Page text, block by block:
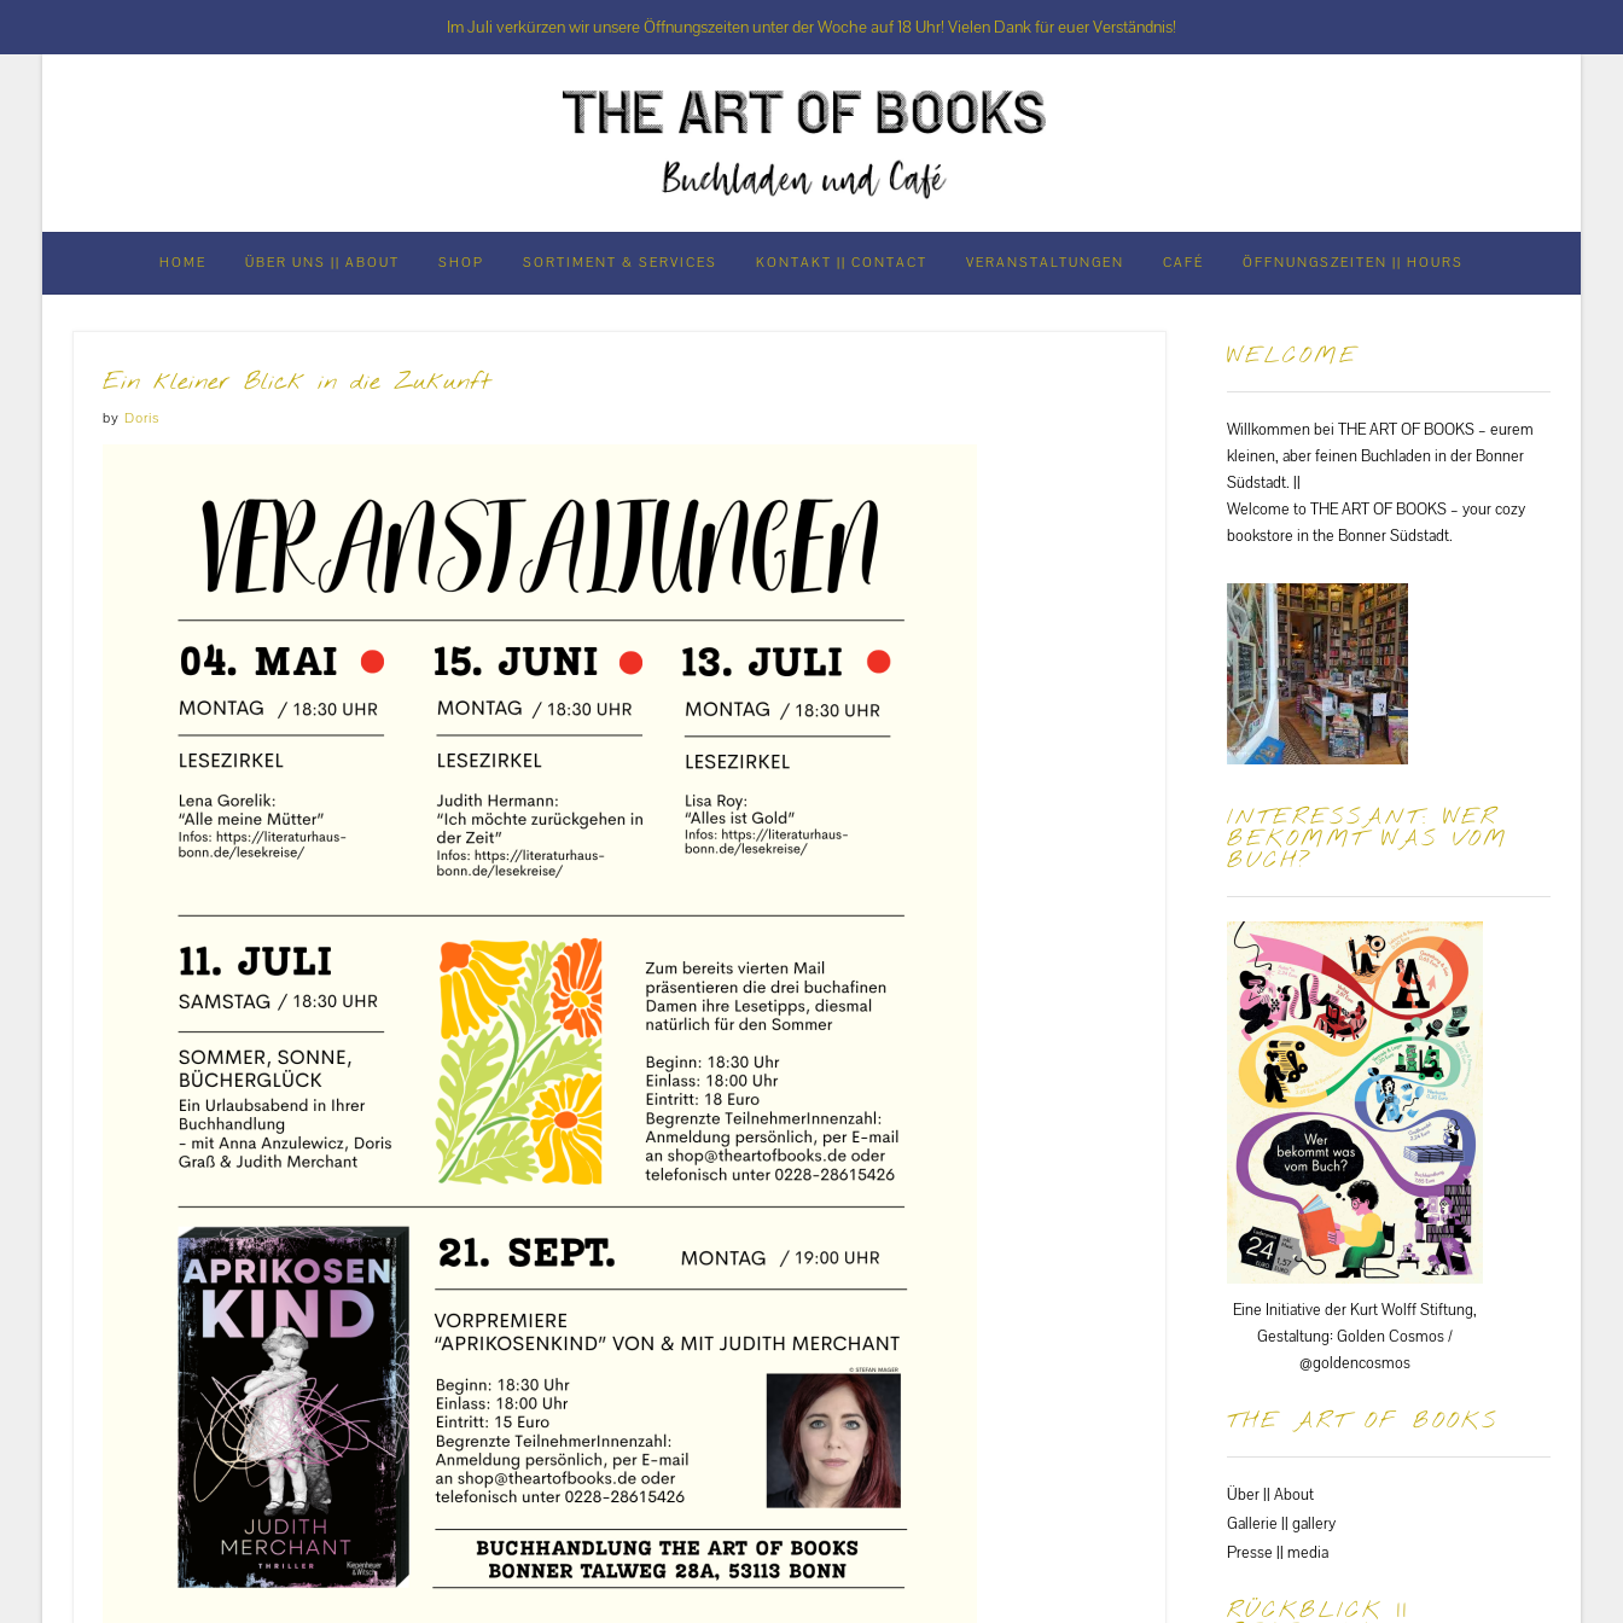
Im Juli verkürzen wir unsere Öffnungszeiten unter der Woche auf 18 Uhr! Vielen Dank für euer Verständnis!
HOME ÜBER UNS || ABOUT SHOP SORTIMENT & SERVICES KONTAKT || CONTACT VERANSTALTUNGEN CAFÉ ÖFFNUNGSZEITEN || HOURS
Ein kleiner Blick in die Zukunft
by Doris
WELCOME
Willkommen bei THE ART OF BOOKS – eurem
kleinen, aber feinen Buchladen in der Bonner
Südstadt. ||
Welcome to THE ART OF BOOKS – your cozy
bookstore in the Bonner Südstadt.
INTERESSANT: WER
BEKOMMT WAS VOM
BUCH?
Eine Initiative der Kurt Wolff Stiftung,
Gestaltung: Golden Cosmos /
@goldencosmos
THE ART OF BOOKS
Über || About
Gallerie || gallery
Presse || media
RÜCKBLICK ||